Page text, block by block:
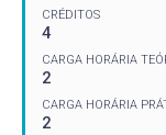
CRÉDITOS
4
CARGA HORÁRIA
2
CARGA HORÁRIA
2